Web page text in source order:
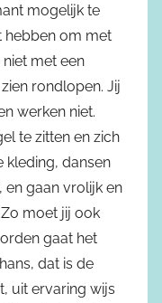
mogelijk te
hebben om met
met een
rondlopen. Jij
werken niet.
te zitten en zich
kleding, dansen
en gaan vrolijk en
moet jij ook
gaat het
dat is de
uit ervaring wijs